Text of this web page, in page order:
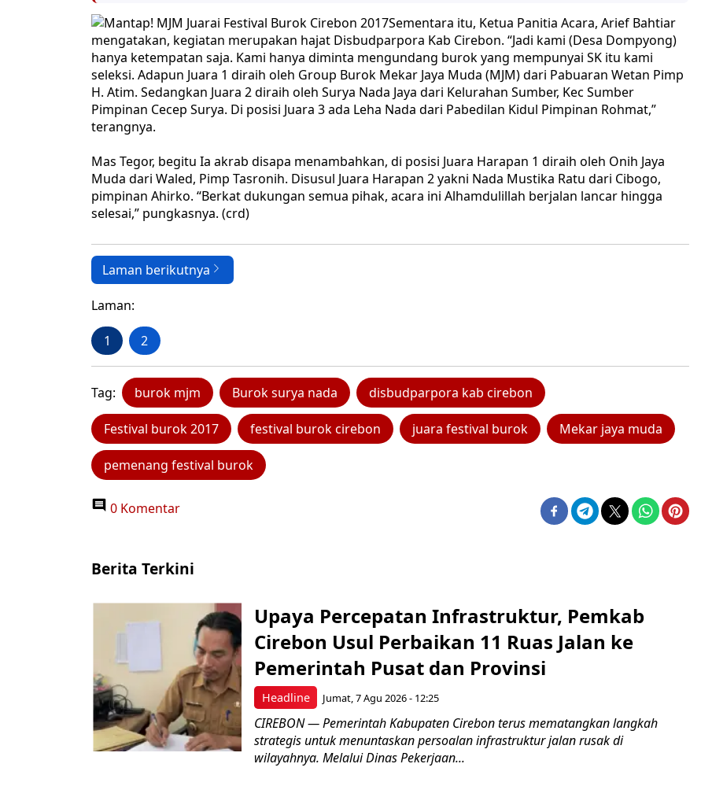
Sementara itu, Ketua Panitia Acara, Arief Bahtiar
mengatakan, kegiatan merupakan hajat Disbudparpora Kab Cirebon. “Jadi kami (Desa Dompyong)
hanya ketempatan saja. Kami hanya diminta mengundang burok yang mempunyai SK itu kami
seleksi. Adapun Juara 1 diraih oleh Group Burok Mekar Jaya Muda (MJM) dari Pabuaran Wetan Pimp
H. Atim. Sedangkan Juara 2 diraih oleh Surya Nada Jaya dari Kelurahan Sumber, Kec Sumber
Pimpinan Cecep Surya. Di posisi Juara 3 ada Leha Nada dari Pabedilan Kidul Pimpinan Rohmat,”
terangnya.
Mas Tegor, begitu Ia akrab disapa menambahkan, di posisi Juara Harapan 1 diraih oleh Onih Jaya
Muda dari Waled, Pimp Tasronih. Disusul Juara Harapan 2 yakni Nada Mustika Ratu dari Cibogo,
pimpinan Ahirko. “Berkat dukungan semua pihak, acara ini Alhamdulillah berjalan lancar hingga
selesai,” pungkasnya. (crd)
Laman berikutnya
Laman:
1 2
Tag: burok mjm Burok surya nada disbudparpora kab cirebon
Festival burok 2017 festival burok cirebon juara festival burok Mekar jaya muda
pemenang festival burok
0 Komentar
Berita Terkini
Headline
Upaya Percepatan Infrastruktur, Pemkab
Cirebon Usul Perbaikan 11 Ruas Jalan ke
Pemerintah Pusat dan Provinsi
Jumat, 7 Agu 2026 - 12:25
CIREBON — Pemerintah Kabupaten Cirebon terus mematangkan langkah
strategis untuk menuntaskan persoalan infrastruktur jalan rusak di
wilayahnya. Melalui Dinas Pekerjaan...